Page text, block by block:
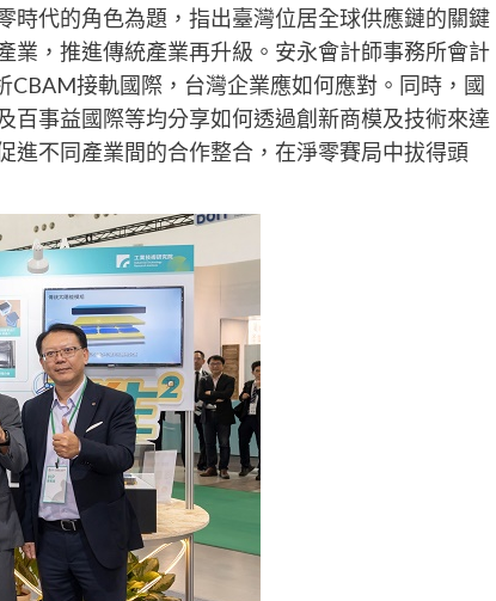
時代的角色為題，指出臺灣位居全球供應鏈的關鍵
業，推進傳統產業再升級。安永會計師事務所會計
CBAM接軌國際，台灣企業應如何應對。同時，國
百事益國際等均分享如何透過創新商模及技術來達
進不同產業間的合作整合，在淨零賽局中拔得頭